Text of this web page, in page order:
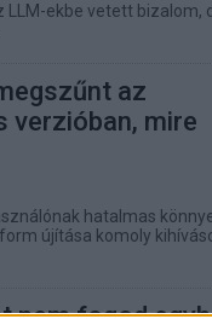
LLM-ekbe vetett bizalom,
az
verzióban, mire
hatalmas
újítása komoly